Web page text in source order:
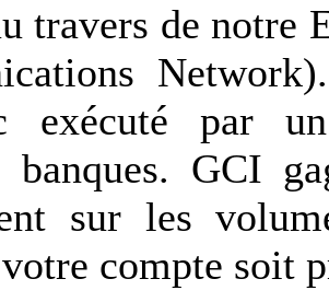
travers de notre
exécuté par
banques. GCI
sur les
compte soit